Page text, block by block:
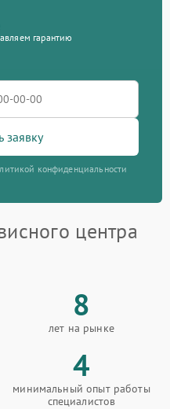
гарантию
заявку
конфиденциальности
центра
8
лет на рынке
4
минимальный опыт работы
специалистов